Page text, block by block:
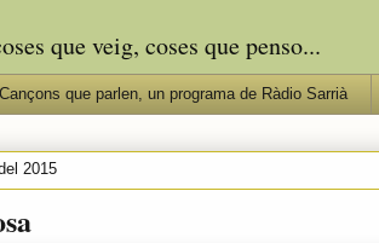
que veig, coses que penso...
Cançons que parlen, un programa de Ràdio Sarrià
2015